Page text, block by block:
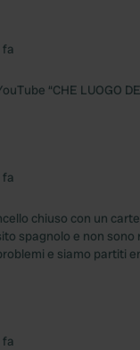
fa
“CHE LUOGO
fa
chiuso con un
spagnolo e non
e siamo partiti
fa